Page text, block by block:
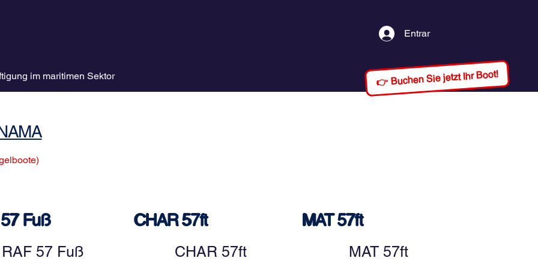
im maritimen Sektor
Entrar
👉 Buchen Sie jetzt Ihr Boot!
Fuß
RAF 57 Fuß
CHAR 57ft
CHAR 57ft
MAT 57ft
MAT 57ft